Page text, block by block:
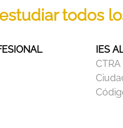
todos
IES